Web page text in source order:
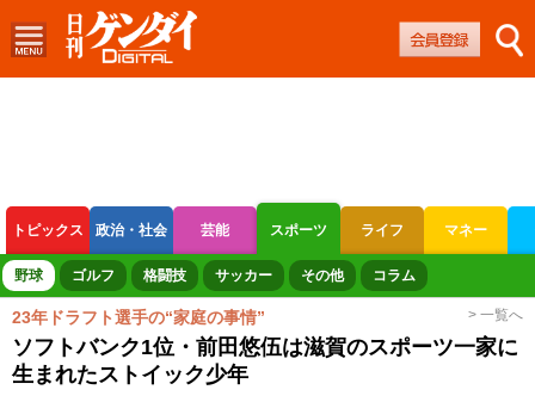
トピックス 政治・社会 芸能 スポーツ ライフ マネー
ボートレース 競輪 オートレース
野球 ゴルフ 格闘技 サッカー その他 コラム
23年ドラフト選手の“家庭の事情” > 一覧へ
ソフトバンク1位・前田悠伍は滋賀のスポーツ一家に
生まれたストイック少年